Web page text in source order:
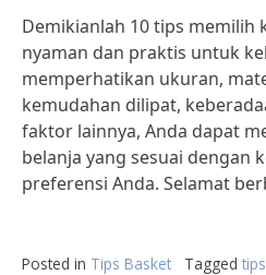
Demikianlah 10 tips memilih
nyaman dan praktis untuk
memperhatikan ukuran,
kemudahan dilipat,
faktor lainnya, Anda dapat
belanja yang sesuai dengan
preferensi Anda. Selamat
Posted in Tips Basket Tagged